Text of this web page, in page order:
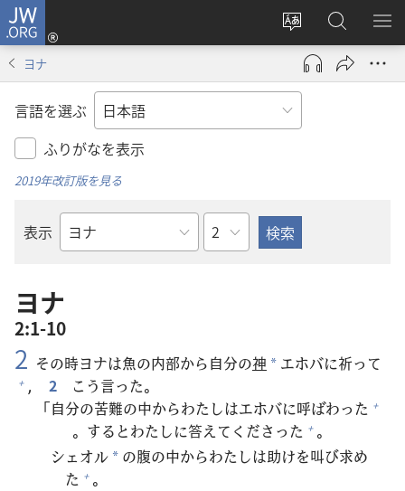
JW.ORG
サ
イ
ト
の
言
え
る
ロ
グ
ン
し
で
開
JW.ORG
の
検
メ
を
ヨナ
言語を選ぶ
ふりがなを表示
2019年改訂版を見る
表示
聖
名
章
ヨナ
2:1-10
2 その時ヨナは魚の内部から自分の神 * エホバに祈って
+ ， 2 こう言った。
「自分の苦難の中からわたしはエホバに呼ばわった +
。するとわたしに答えてくださった + 。
シェオル * の腹の中からわたしは助けを叫び求め
た + 。